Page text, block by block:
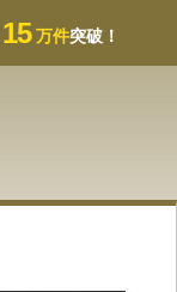
15 万件突破！